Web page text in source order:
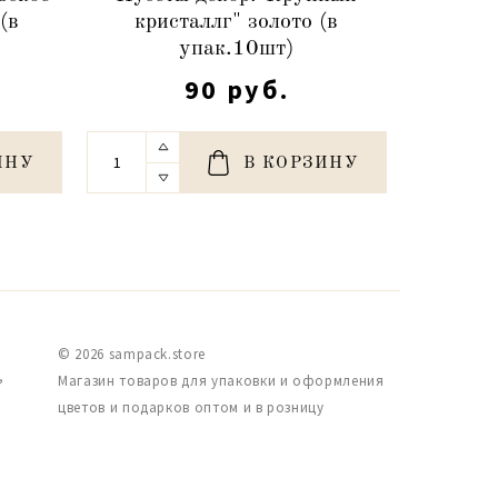
кристаллг" золото (в
упак.10шт)
90 руб.
В КОРЗИНУ
© 2026 sampack.store
Магазин товаров для упаковки и оформления
цветов и подарков оптом и в розницу